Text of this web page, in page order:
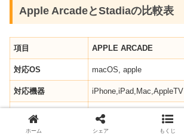
Apple ArcadeとStadiaの比較表
項目 APPLE ARCADE
対応OS macOS, apple
対応機器 iPhone,iPad,Mac,AppleTV
600円
配信方法 ダウンロード
ホーム シェア もくじ